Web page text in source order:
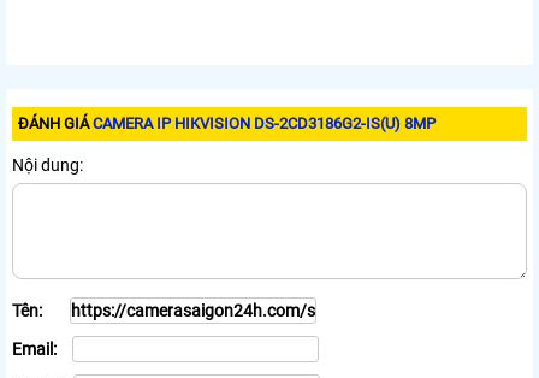
ĐÁNH GIÁCAMERA IP HIKVISION DS-2CD3186G2-IS(U) 8MP
Nội dung:
Tên:
Email: